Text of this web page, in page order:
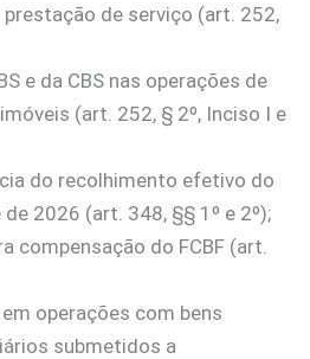
de serviço (art. 252,
e da CBS nas operações de
(art. 252, § 2º, Inciso I e
do recolhimento efetivo do
2026 (art. 348, §§ 1º e 2º);
compensação do FCBF (art.
operações com bens
submetidos a